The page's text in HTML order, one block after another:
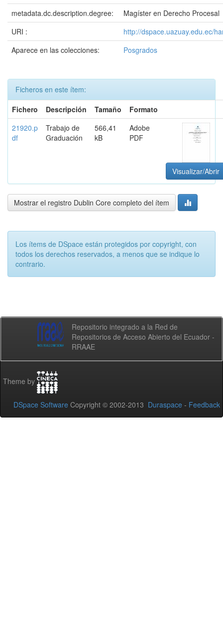
metadata.dc.description.degree:
Magíster en Derecho Procesal
URI :
http://dspace.uazuay.edu.ec/
Aparece en las colecciones:
Posgrados
Ficheros en este ítem:
Fichero
Descripción Tamaño
Formato
21920.p
df
Trabajo de
Graduación
566,41
kB
Adobe
PDF
Visualizar/Abrir
Mostrar el registro Dublin Core completo del ítem
Los ítems de DSpace están protegidos por copyright, con
todos los derechos reservados, a menos que se indique lo
contrario.
Repositorio integrado a la Red de
Repositorios de Acceso Abierto del Ecuador -
RRAAE
Theme by
DSpace Software Copyright © 2002-2013 Duraspace - Feedback